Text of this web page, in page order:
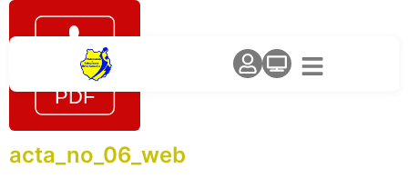
acta_no_06_web